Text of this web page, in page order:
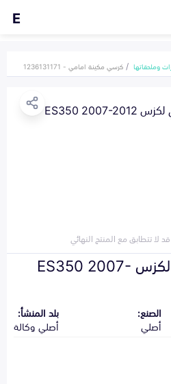
E
وملحقاتها كرسي مكينة امامي - 1236131171
لا تتطابق مع المنتج النهائي
كرسي مكينة امامي لكزس ES350 2007-
الصنع:
أصلي
بلد المنشأ:
أصلي وكالة